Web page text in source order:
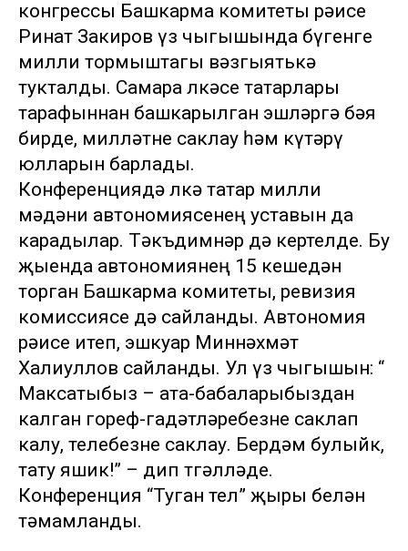
конгрессы Башкарма комитеты рәисе
Ринат Закиров үз чыгышында бүгенге
милли тормыштагы вәзгыятькә
тукталды. Самара өлкәсе татарлары
тарафыннан башкарылган эшләргә бәя
бирде, милләтне саклау һәм күтәрү
юлларын барлады.
Конференциядә өлкә татар милли
мәдәни автономиясенең уставын да
карадылар. Тәкъдимнәр дә кертелде. Бу
җыенда автономиянең 15 кешедән
торган Башкарма комитеты, ревизия
комиссиясе дә сайланды. Автономия
рәисе итеп, эшкуар Миннәхмәт
Халиуллов сайланды. Ул үз чыгышын: “
Максатыбыз – ата-бабаларыбыздан
калган гореф-гадәтләребезне саклап
калу, телебезне саклау. Бердәм булыйк,
тату яшик!” – дип төгәлләде.
Конференция “Туган тел” җыры белән
тәмамланды.